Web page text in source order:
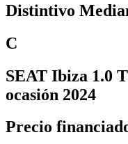
Distintivo
C
SEAT Ibiza 1.0
ocasión 2024
Precio